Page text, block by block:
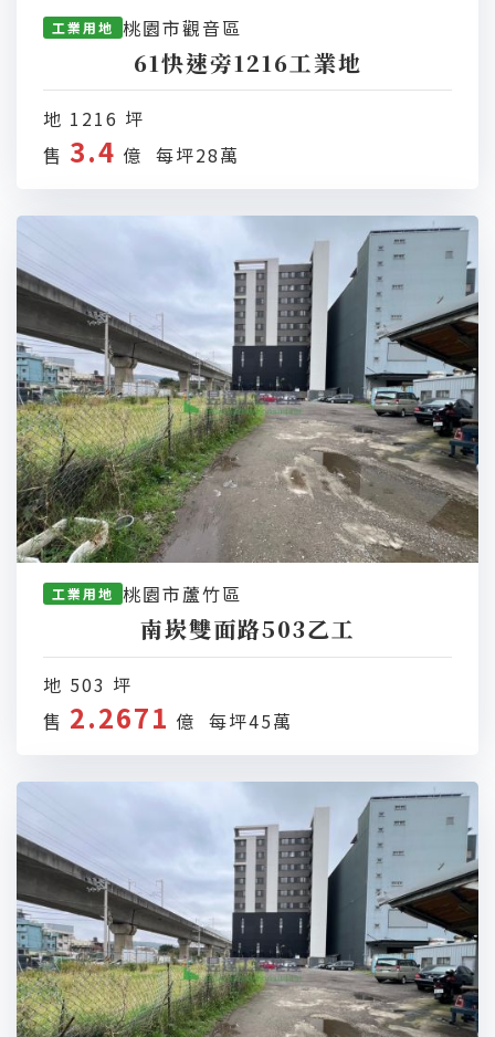
工業用地 桃園市觀音區
61快速旁1216工業地
地 1216 坪
售 3.4 億 每坪28萬
工業用地 桃園市蘆竹區
南崁雙面路503乙工
地 503 坪
售 2.2671 億 每坪45萬